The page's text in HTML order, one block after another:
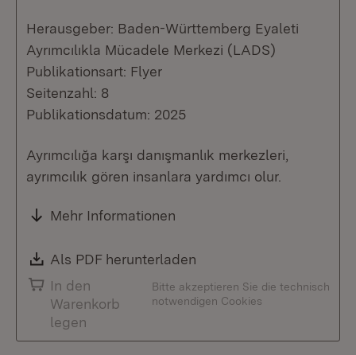
Herausgeber: Baden-Württemberg Eyaleti
Ayrımcılıkla Mücadele Merkezi (LADS)
Publikationsart: Flyer
Seitenzahl: 8
Publikationsdatum: 2025
Ayrımcılığa karşı danışmanlık merkezleri,
ayrımcılık gören insanlara yardımcı olur.
Mehr Informationen
Download:
Als PDF herunterladen
In den
Warenkorb
legen
Bitte akzeptieren Sie die technisch
notwendigen Cookies